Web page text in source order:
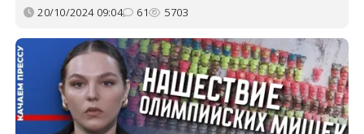
20/10/2024 09:04 61 5703